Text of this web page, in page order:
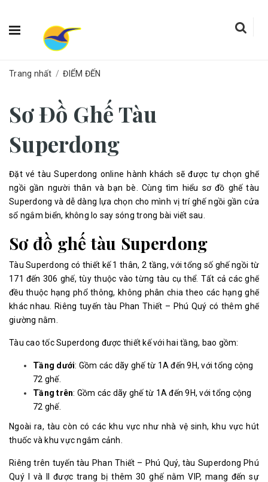
Trang nhất / ĐIỂM ĐẾN
Sơ Đồ Ghế Tàu
Superdong
Đặt vé tàu Superdong online hành khách sẽ được tự chọn ghế
ngồi gần người thân và bạn bè. Cùng tìm hiểu sơ đồ ghế tàu
Superdong và dễ dàng lựa chọn cho mình vị trí ghế ngồi gần cửa
sổ ngắm biển, không lo say sóng trong bài viết sau.
Sơ đồ ghế tàu Superdong
Tàu Superdong có thiết kế 1 thân, 2 tầng, với tổng số ghế ngồi từ
171 đến 306 ghế, tùy thuộc vào từng tàu cụ thể. Tất cả các ghế
đều thuộc hạng phổ thông, không phân chia theo các hạng ghế
khác nhau. Riêng tuyến tàu Phan Thiết – Phú Quý có thêm ghế
giường nằm.
Tàu cao tốc Superdong được thiết kế với hai tầng, bao gồm:
Tầng dưới: Gồm các dãy ghế từ 1A đến 9H, với tổng cộng
72 ghế.
Tầng trên: Gồm các dãy ghế từ 1A đến 9H, với tổng cộng
72 ghế.
Ngoài ra, tàu còn có các khu vực như nhà vệ sinh, khu vực hút
thuốc và khu vực ngắm cảnh.
Riêng trên tuyến tàu Phan Thiết – Phú Quý, tàu Superdong Phú
Quý I và II được trang bị thêm 30 ghế nằm VIP, mang đến sự